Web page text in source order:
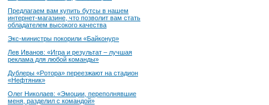
Предлагаем вам купить бутсы в нашем
интернет-магазине, что позволит вам стать
обладателем высокого качества
Экс-министры покорили «Байконур»
Лев Иванов: «Игра и результат – лучшая
реклама для любой команды»
Дублеры «Ротора» переезжают на стадион
«Нефтяник»
Олег Николаев: «Эмоции, переполнявшие
меня, разделил с командой»